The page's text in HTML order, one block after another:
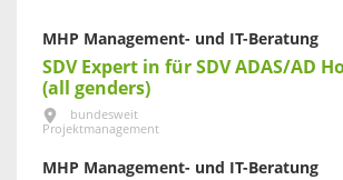
MHP Management- und IT-Beratung
SDV Expert in für SDV ADAS/AD
(all genders)
bundesweit
Projektmanagement
MHP Management- und IT-Beratung